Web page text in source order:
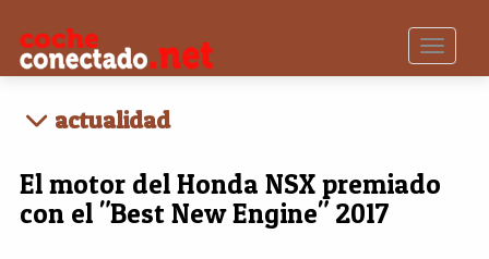
Toggle
actualidad
El motor del Honda NSX premiado
con el "Best New Engine" 2017